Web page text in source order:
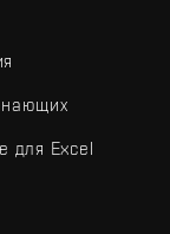
для Excel